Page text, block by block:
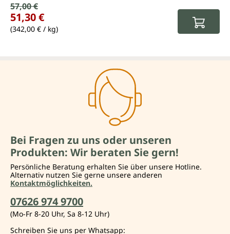
Verkaufspreis:
Regulärer Preis:
57,00 €
51,30 €
(342,00 € / kg)
Bei Fragen zu uns oder unseren
Produkten: Wir beraten Sie gern!
Persönliche Beratung erhalten Sie über unsere Hotline.
Alternativ nutzen Sie gerne unsere anderen
Kontaktmöglichkeiten.
07626 974 9700
(Mo-Fr 8-20 Uhr, Sa 8-12 Uhr)
Schreiben Sie uns per Whatsapp: